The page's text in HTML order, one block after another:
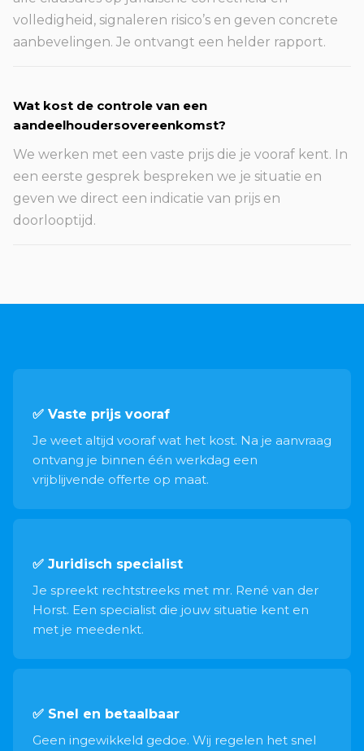
volledigheid, signaleren risico’s en geven concrete
aanbevelingen. Je ontvangt een helder rapport.
Wat kost de controle van een
aandeelhoudersovereenkomst?
We werken met een vaste prijs die je vooraf kent. In
een eerste gesprek bespreken we je situatie en
geven we direct een indicatie van prijs en
doorlooptijd.
✅ Vaste prijs vooraf
Je weet altijd vooraf wat het kost. Na je aanvraag
ontvang je binnen één werkdag een
vrijblijvende offerte op maat.
✅ Juridisch specialist
Je spreekt rechtstreeks met mr. René van der
Horst. Een specialist die jouw situatie kent en
met je meedenkt.
✅ Snel en betaalbaar
Geen ingewikkeld gedoe. Wij regelen het snel